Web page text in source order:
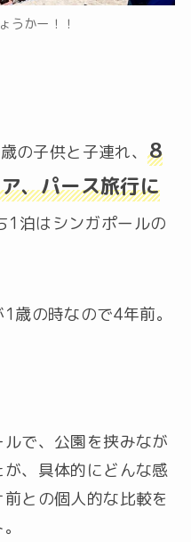
うかー！！
の子供と子連れ、8
、パース旅行に
1泊はシンガポールの
歳の時なので4年前。
で、公園を挟みなが
、具体的にどんな感
との個人的な比較を